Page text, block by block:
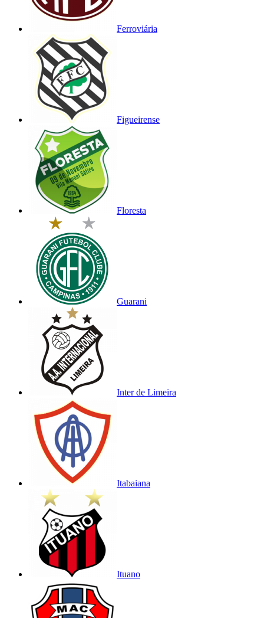
Ferroviária
Figueirense
Floresta
Guarani
Inter de Limeira
Itabaiana
Ituano